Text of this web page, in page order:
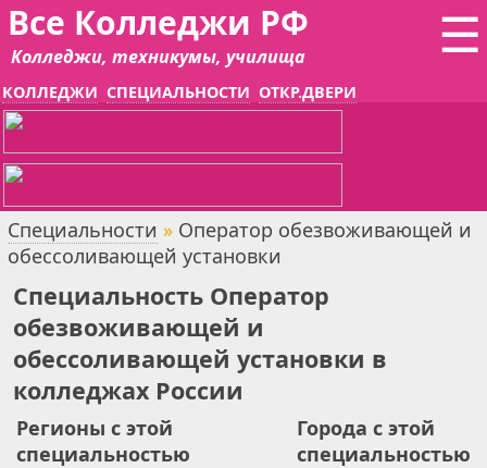
☰
Все Колледжи РФ
Колледжи, техникумы, училища
КОЛЛЕДЖИ СПЕЦИАЛЬНОСТИ ОТКР.ДВЕРИ
Специальности » Оператор обезвоживающей и
обессоливающей установки
Специальность Оператор
обезвоживающей и
обессоливающей установки в
колледжах России
Регионы с этой
специальностью
Города с этой
специальностью